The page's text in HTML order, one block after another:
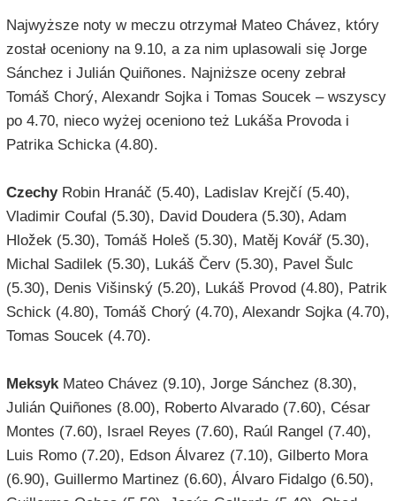
Najwyższe noty w meczu otrzymał Mateo Chávez, który
został oceniony na 9.10, a za nim uplasowali się Jorge
Sánchez i Julián Quiñones. Najniższe oceny zebrał
Tomáš Chorý, Alexandr Sojka i Tomas Soucek – wszyscy
po 4.70, nieco wyżej oceniono też Lukáša Provoda i
Patrika Schicka (4.80).
CzechyRobin Hranáč (5.40), Ladislav Krejčí (5.40),
Vladimir Coufal (5.30), David Doudera (5.30), Adam
Hložek (5.30), Tomáš Holeš (5.30), Matěj Kovář (5.30),
Michal Sadilek (5.30), Lukáš Červ (5.30), Pavel Šulc
(5.30), Denis Višinský (5.20), Lukáš Provod (4.80), Patrik
Schick (4.80), Tomáš Chorý (4.70), Alexandr Sojka (4.70),
Tomas Soucek (4.70).
MeksykMateo Chávez (9.10), Jorge Sánchez (8.30),
Julián Quiñones (8.00), Roberto Alvarado (7.60), César
Montes (7.60), Israel Reyes (7.60), Raúl Rangel (7.40),
Luis Romo (7.20), Edson Álvarez (7.10), Gilberto Mora
(6.90), Guillermo Martinez (6.60), Álvaro Fidalgo (6.50),